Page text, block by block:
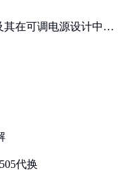
其在可调电源设计中的
代换